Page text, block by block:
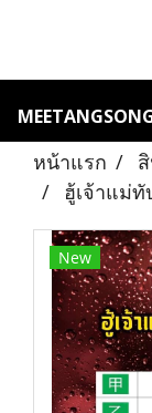
หน้าแรก
ฮู้เจ้าแม่
New